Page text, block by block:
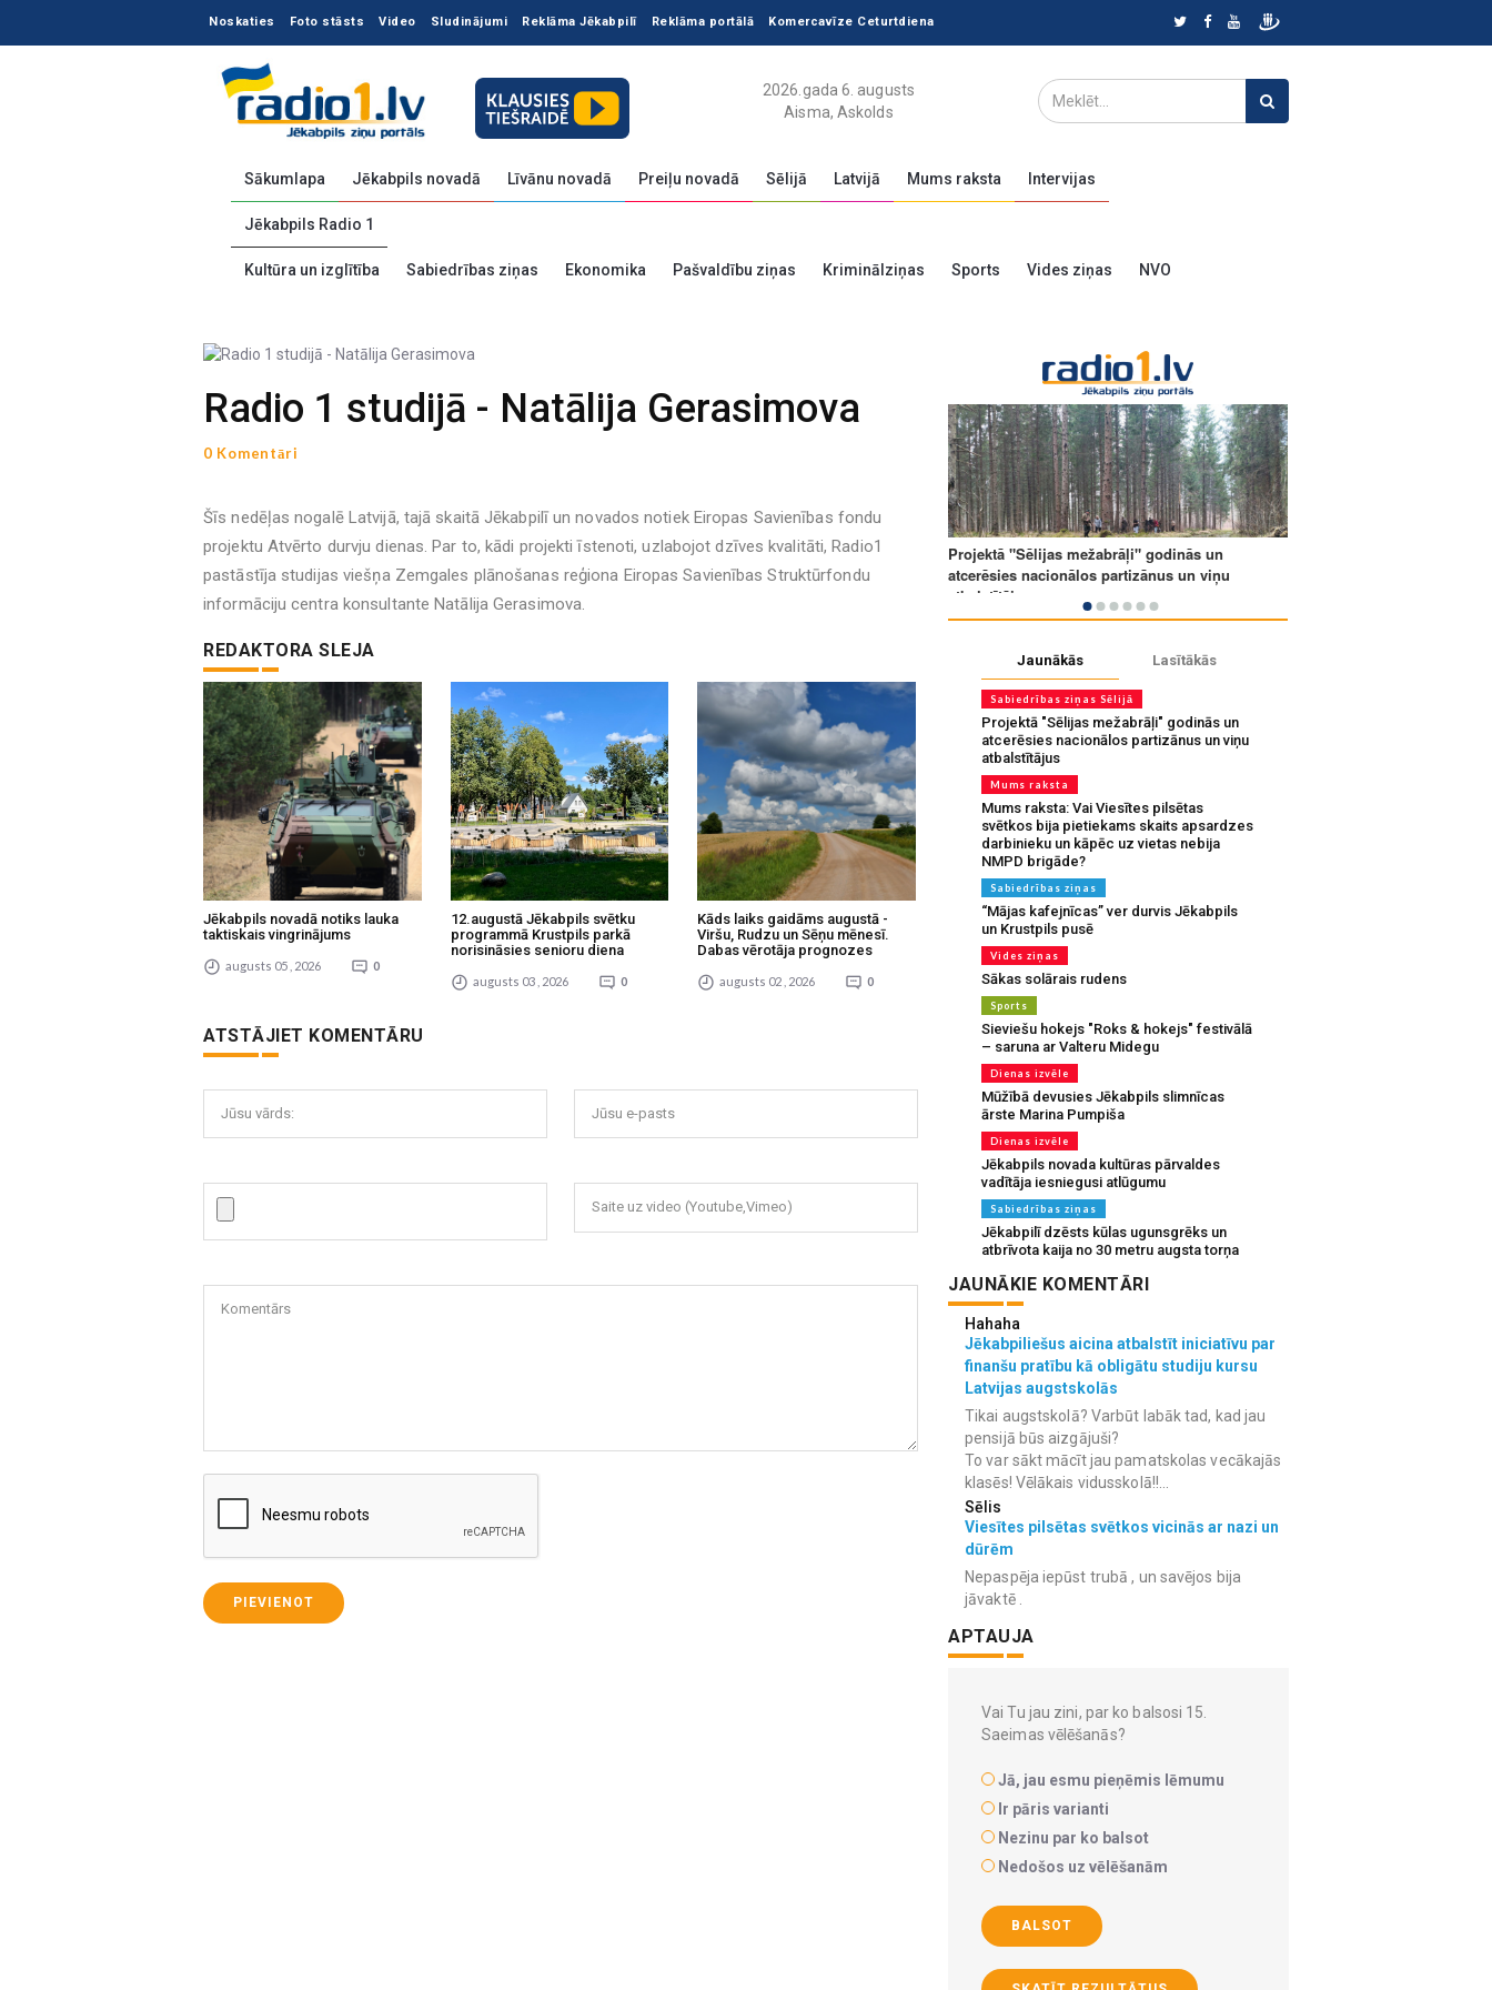
Noskaties Foto stāsts Video Sludinājumi Reklāma Jēkabpilī Reklāma portālā Komercavīze Ceturtdiena
2026.gada 6. augusts
Aisma, Askolds
Sākumlapa Jēkabpils novadā Līvānu novadā Preiļu novadā Sēlijā Latvijā Mums raksta Intervijas
Jēkabpils Radio 1
Kultūra un izglītība Sabiedrības ziņas Ekonomika Pašvaldību ziņas Kriminālziņas Sports Vides ziņas NVO
Radio 1 studijā - Natālija Gerasimova
0 Komentāri
Šīs nedēļas nogalē Latvijā, tajā skaitā Jēkabpilī un novados notiek Eiropas Savienības fondu
projektu Atvērto durvju dienas. Par to, kādi projekti īstenoti, uzlabojot dzīves kvalitāti, Radio1
pastāstīja studijas viešņa Zemgales plānošanas reģiona Eiropas Savienības Struktūrfondu
informāciju centra konsultante Natālija Gerasimova.
REDAKTORA SLEJA
Jēkabpils novadā notiks lauka
taktiskais vingrinājums
augusts 05 , 2026 0
12.augustā Jēkabpils svētku
programmā Krustpils parkā
norisināsies senioru diena
augusts 03 , 2026 0
Kāds laiks gaidāms augustā -
Viršu, Rudzu un Sēņu mēnesī.
Dabas vērotāja prognozes
augusts 02 , 2026 0
ATSTĀJIET KOMENTĀRU
Jūsu vārds: Jūsu e-pasts
Saite uz video (Youtube,Vimeo)
Komentārs
PIEVIENOT
Jaunākās Lasītākās
Sabiedrības ziņas Sēlijā
Projektā "Sēlijas mežabrāļi" godinās un
atcerēsies nacionālos partizānus un viņu
atbalstītājus
Mums raksta
Mums raksta: Vai Viesītes pilsētas
svētkos bija pietiekams skaits apsardzes
darbinieku un kāpēc uz vietas nebija
NMPD brigāde?
Sabiedrības ziņas
“Mājas kafejnīcas” ver durvis Jēkabpils
un Krustpils pusē
Vides ziņas
Sākas solārais rudens
Sports
Sieviešu hokejs "Roks & hokejs" festivālā
– saruna ar Valteru Midegu
Dienas izvēle
Mūžībā devusies Jēkabpils slimnīcas
ārste Marina Pumpiša
Dienas izvēle
Jēkabpils novada kultūras pārvaldes
vadītāja iesniegusi atlūgumu
Sabiedrības ziņas
Jēkabpilī dzēsts kūlas ugunsgrēks un
atbrīvota kaija no 30 metru augsta torņa
JAUNĀKIE KOMENTĀRI
Hahaha
Jēkabpiliešus aicina atbalstīt iniciatīvu par
finanšu pratību kā obligātu studiju kursu
Latvijas augstskolās
Tikai augstskolā? Varbūt labāk tad, kad jau
pensijā būs aizgājuši?
To var sākt mācīt jau pamatskolas vecākajās
klasēs! Vēlākais vidusskolā!!...
Sēlis
Viesītes pilsētas svētkos vicinās ar nazi un
dūrēm
Nepaspēja iepūst trubā , un savējos bija
jāvaktē .
APTAUJA
Vai Tu jau zini, par ko balsosi 15.
Saeimas vēlēšanās?
Jā, jau esmu pieņēmis lēmumu
Ir pāris varianti
Nezinu par ko balsot
Nedošos uz vēlēšanām
BALSOT